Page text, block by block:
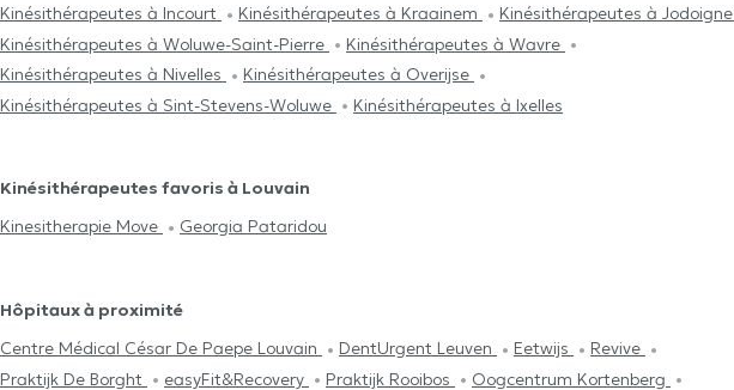
Kinésithérapeutes à Incourt
Kinésithérapeutes à Kraainem
Kinésithérapeutes à Jodoigne
Kinésithérapeutes à Woluwe-Saint-Pierre
Kinésithérapeutes à Wavre
Kinésithérapeutes à Nivelles
Kinésithérapeutes à Overijse
Kinésithérapeutes à Sint-Stevens-Woluwe
Kinésithérapeutes à Ixelles
Kinésithérapeutes favoris à Louvain
Kinesitherapie Move
Georgia Pataridou
Hôpitaux à proximité
Centre Médical César De Paepe Louvain
DentUrgent Leuven Eetwijs
Revive
Praktijk De Borght
easyFit&Recovery Praktijk Rooibos
Oogcentrum Kortenberg